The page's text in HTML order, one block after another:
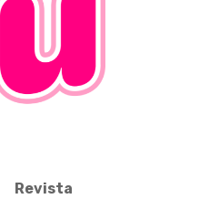
Revista